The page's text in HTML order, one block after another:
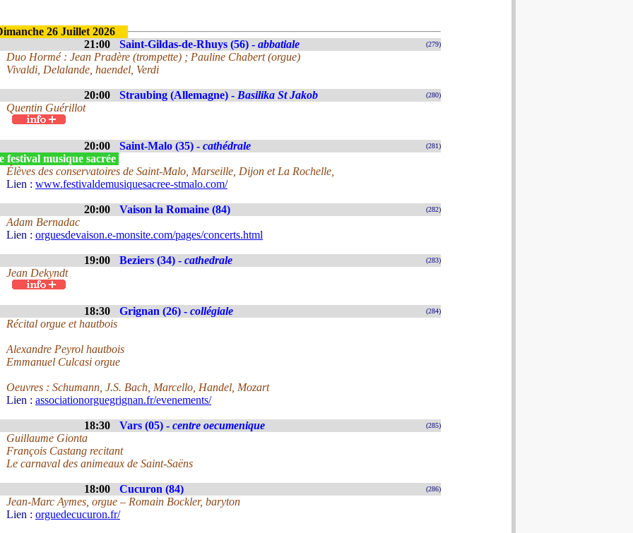
26 Juillet 2026
21:00
Saint-Gildas-de-Rhuys (56) - abbatiale (279)
Duo Hormé : Jean Pradère (trompette) ; Pauline Chabert (orgue)
Vivaldi, Delalande, haendel, Verdi
20:00 Straubing (Allemagne) - Basilika St Jakob (280)
Quentin Guérillot
20:00 Saint-Malo (35) - cathédrale (281)
festival musique sacrée
Élèves des conservatoires de Saint-Malo, Marseille, Dijon et La Rochelle,
Lien : www.festivaldemusiquesacree-stmalo.com/
20:00 Vaison la Romaine (84) (282)
Adam Bernadac
Lien : orguesdevaison.e-monsite.com/pages/concerts.html
19:00 Beziers (34) - cathedrale (283)
Jean Dekyndt
18:30 Grignan (26) - collégiale (284)
Récital orgue et hautbois
Alexandre Peyrol hautbois
Emmanuel Culcasi orgue
Oeuvres : Schumann, J.S. Bach, Marcello, Handel, Mozart
Lien : associationorguegrignan.fr/evenements/
18:30 Vars (05) - centre oecumenique (285)
Guillaume Gionta
François Castang recitant
Le carnaval des animeaux de Saint-Saëns
18:00 Cucuron (84) (286)
Jean-Marc Aymes, orgue – Romain Bockler, baryton
Lien : orguedecucuron.fr/